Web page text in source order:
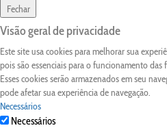
Fechar
Visão geral de privacidade
Este site usa cookies para melhorar sua
pois são essenciais para o funcionamento das
Esses cookies serão armazenados em seu
pode afetar sua experiência de navegação.
Necessários
Necessários